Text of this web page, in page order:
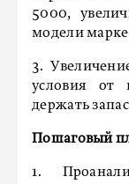
5000,
модели
3.
условия от
держать
Пошаговый
1.